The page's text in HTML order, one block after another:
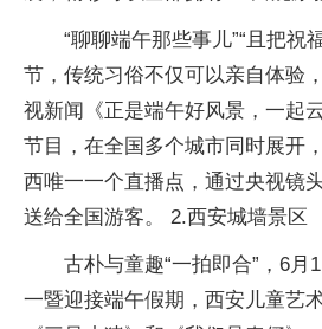
“聊聊端午那些事儿”“且把
节，传统习俗不仅可以亲自体验
视新闻《正是端午好风景，一起
节目，在全国多个城市同时展开
西唯一一个直播点，通过央视镜
送给全国游客。 2.西安城墙景区
古朴与童趣“一拍即合”，6月
一暨迎接端午假期，西安儿童艺